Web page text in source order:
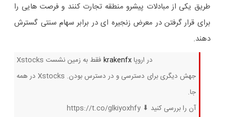
طریق یکی از مبادلات پیشرو منطقه تجارت کنند و فرصت هایی را
برای قرار گرفتن در معرض زنجیره ای در برابر سهام سنتی گسترش
دهند.
krakenfxدر اروپا
جهش دیگری برای دسترسی و در دسترس بودن. Xstocks در همه
جا.
آن را بررسی کنید ⬇ https://t.co/glkiyoxhfy